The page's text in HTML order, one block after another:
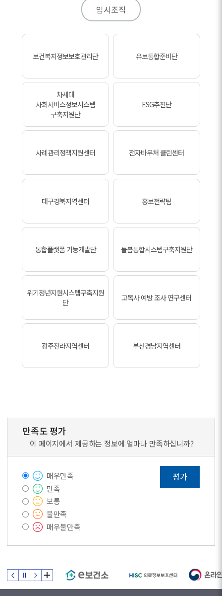
임시조직
보건복지정보보호관리단 유보통합준비단
차세대
사회서비스정보시스템
구축지원단
ESG추진단
사례관리정책지원센터 전자바우처 클린센터
대구경북지역센터 홍보전략팀
통합플랫폼 기능개발단 돌봄통합시스템구축지원단
위기청년지원시스템구축지원
단
고독사 예방 조사 연구센터
광주전라지역센터 부산경남지역센터
만족도 평가
이 페이지에서 제공하는 정보에 얼마나 만족하십니까?
매우만족
만족
보통
불만족
매우불만족
평가